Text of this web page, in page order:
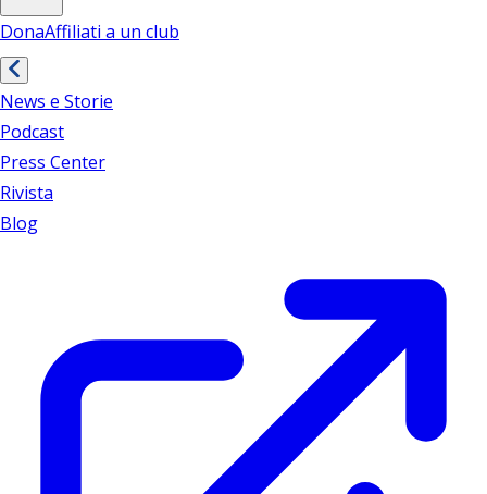
DonaAffiliati a un club
News e Storie
Podcast
Press Center
Rivista
Blog